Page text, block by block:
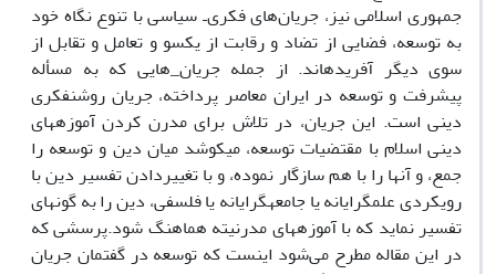
جمهوری اسلامی نیز، جریان‌­های فکری‌ـ سیاسی با تنوع نگاه خود
به توسعه، فضایی از تضاد و رقابت از یکسو و تعامل و تقابل از
سوی دیگر آفریده­اند. از جمله جریان‌_هایی که به مسأله
پیشرفت و توسعه در ایران معاصر پرداخته، جریان روشنفکری
دینی است. این جریان، در تلاش برای مدرن کردن آموزه­های
دینی اسلام با مقتضیات توسعه، می­کوشد میان دین و توسعه را
جمع، و آنها را با هم سازگار نموده، و با تغییر­دادن تفسیر دین با
رویکردی علم­گرایانه یا جامعه­گرایانه یا فلسفی، دین را به گونه­ای
تفسیر نماید که با آموزه­های مدرنیته هماهنگ شود.پرسشی که
در این مقاله مطرح می‌شود اینست که توسعه در گفتمان جریان